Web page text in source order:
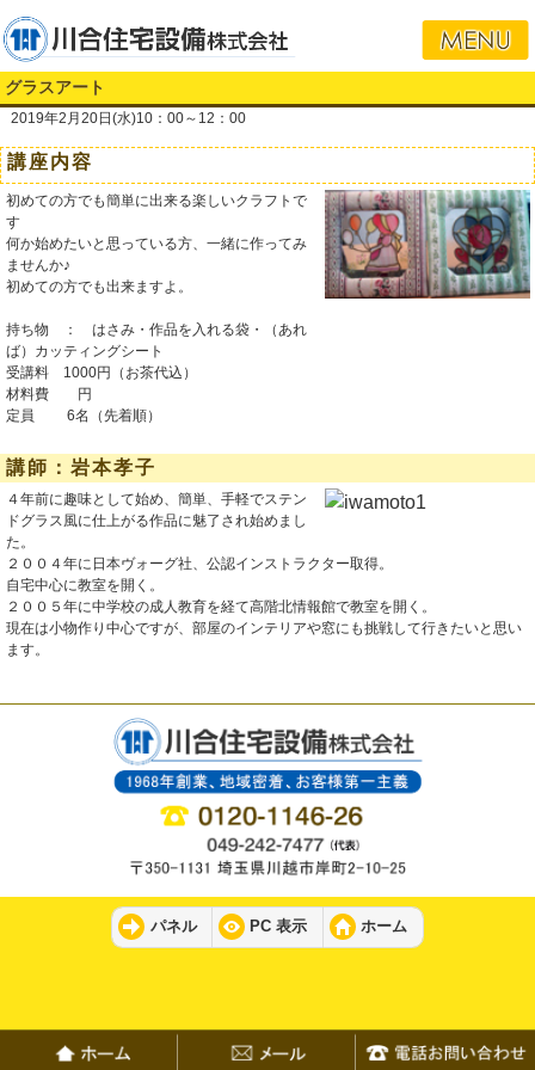
グラスアート
2019年2月20日(水)10：00～12：00
講座内容
初めての方でも簡単に出来る楽しいクラフトで
す
何か始めたいと思っている方、一緒に作ってみ
ませんか♪
初めての方でも出来ますよ。
持ち物 ： はさみ・作品を入れる袋・（あれ
ば）カッティングシート
受講料 1000円（お茶代込）
材料費 円
定員 6名（先着順）
講師：岩本孝子
４年前に趣味として始め、簡単、手軽でステン
ドグラス風に仕上がる作品に魅了され始めまし
た。
２００４年に日本ヴォーグ社、公認インストラクター取得。
自宅中心に教室を開く。
２００５年に中学校の成人教育を経て高階北情報館で教室を開く。
現在は小物作り中心ですが、部屋のインテリアや窓にも挑戦して行きたいと思い
ます。
パネル PC 表示 ホーム